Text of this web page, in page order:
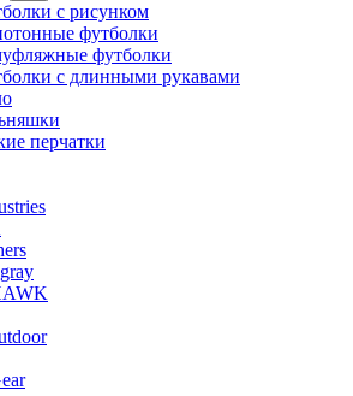
с рисунком
футболки
футболки
с длинными рукавами
перчатки